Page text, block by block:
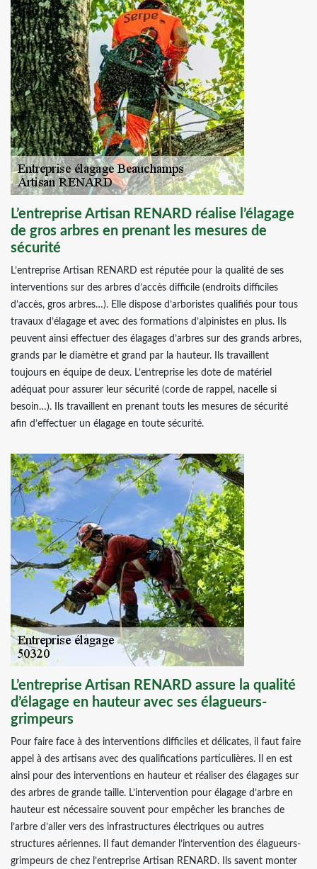
L’entreprise Artisan RENARD réalise l’élagage
de gros arbres en prenant les mesures de
sécurité
L’entreprise Artisan RENARD est réputée pour la qualité de ses
interventions sur des arbres d’accès difficile (endroits difficiles
d’accès, gros arbres…). Elle dispose d’arboristes qualifiés pour tous
travaux d’élagage et avec des formations d’alpinistes en plus. Ils
peuvent ainsi effectuer des élagages d’arbres sur des grands arbres,
grands par le diamètre et grand par la hauteur. Ils travaillent
toujours en équipe de deux. L’entreprise les dote de matériel
adéquat pour assurer leur sécurité (corde de rappel, nacelle si
besoin…). Ils travaillent en prenant touts les mesures de sécurité
afin d’effectuer un élagage en toute sécurité.
L’entreprise Artisan RENARD assure la qualité
d’élagage en hauteur avec ses élagueurs-
grimpeurs
Pour faire face à des interventions difficiles et délicates, il faut faire
appel à des artisans avec des qualifications particulières. Il en est
ainsi pour des interventions en hauteur et réaliser des élagages sur
des arbres de grande taille. L’intervention pour élagage d’arbre en
hauteur est nécessaire souvent pour empêcher les branches de
l’arbre d’aller vers des infrastructures électriques ou autres
structures aériennes. Il faut demander l’intervention des élagueurs-
grimpeurs de chez l’entreprise Artisan RENARD. Ils savent monter